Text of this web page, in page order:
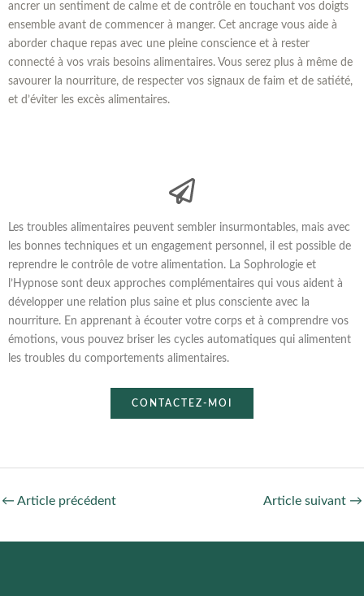
ancrer un sentiment de calme et de contrôle en touchant vos doigts
ensemble avant de commencer à manger. Cet ancrage vous aide à
aborder chaque repas avec une pleine conscience et à rester
connecté à vos vrais besoins alimentaires. Vous serez plus à même de
savourer la nourriture, de respecter vos signaux de faim et de satiété,
et d’éviter les excès alimentaires.
Les troubles alimentaires peuvent sembler insurmontables, mais avec
les bonnes techniques et un engagement personnel, il est possible de
reprendre le contrôle de votre alimentation. La Sophrologie et
l’Hypnose sont deux approches complémentaires qui vous aident à
développer une relation plus saine et plus consciente avec la
nourriture. En apprenant à écouter votre corps et à comprendre vos
émotions, vous pouvez briser les cycles automatiques qui alimentent
les troubles du comportements alimentaires.
CONTACTEZ-MOI
← Article précédent Article suivant →